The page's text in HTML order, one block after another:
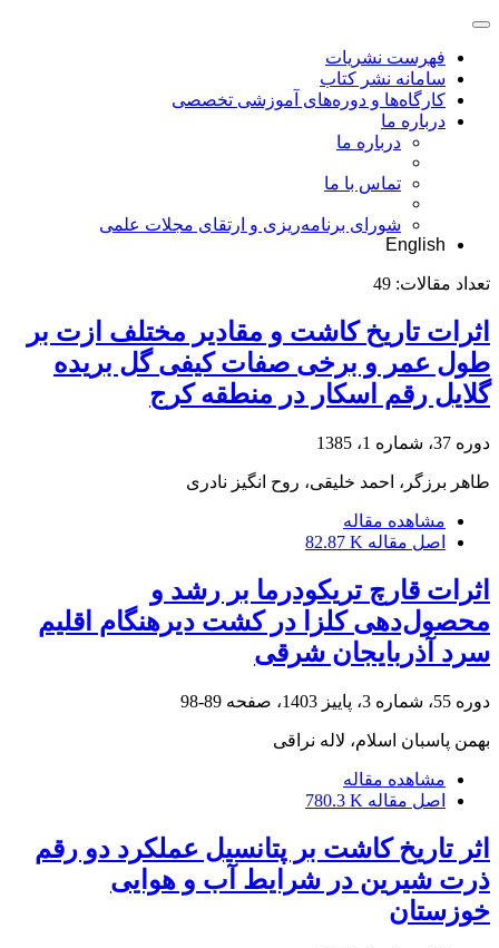
فهرست نشریات
سامانه نشر کتاب
کارگاه‌ها و دوره‌های آموزشی تخصصی
درباره ما
درباره ما
تماس با ما
شورای برنامه‌ریزی و ارتقای مجلات علمی
English
تعداد مقالات: 49
اثرات تاریخ کاشت و مقادیر مختلف ازت بر
طول عمر و برخی صفات کیفی گل بریده
گلایل رقم اسکار در منطقه کرج
دوره 37، شماره 1، 1385
طاهر برزگر، احمد خلیقی، روح انگیز نادری
مشاهده مقاله
اصل مقاله 82.87 K
اثرات قارچ تریکودرما بر رشد و
محصول‌دهی کلزا در کشت دیر‌هنگام اقلیم
سرد آذربایجان شرقی
دوره 55، شماره 3، پاییز 1403، صفحه 89-98
بهمن پاسبان اسلام، لاله نراقی
مشاهده مقاله
اصل مقاله 780.3 K
اثر تاریخ کاشت بر پتانسیل عملکرد دو رقم
ذرت شیرین در شرایط آب و هوایی
خوزستان